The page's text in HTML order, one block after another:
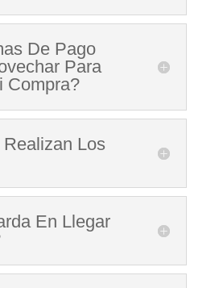
De Pago
Para
Compra?
Los
En Llegar